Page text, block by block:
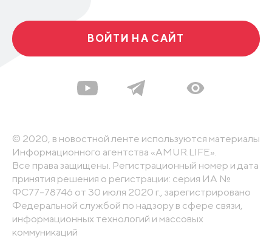
ВОЙТИ НА САЙТ
© 2020, в новостной ленте используются материалы
Информационного агентства «AMUR.LIFE».
Все права защищены. Регистрационный номер и дата
принятия решения о регистрации: серия ИА №
ФС77-78746 от 30 июля 2020 г., зарегистрировано
Федеральной службой по надзору в сфере связи,
информационных технологий и массовых
коммуникаций